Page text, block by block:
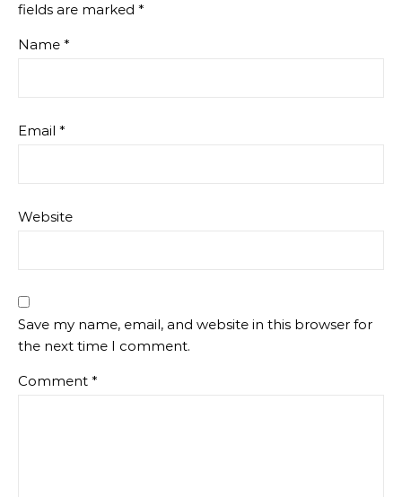
fields are marked *
Name *
Email *
Website
Save my name, email, and website in this browser for
the next time I comment.
Comment *